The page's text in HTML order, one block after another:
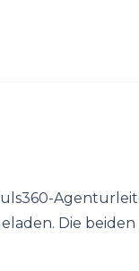
Die beiden